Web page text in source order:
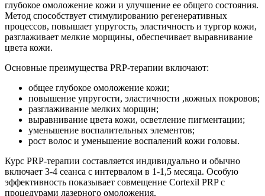
глубокое омоложение кожи и улучшение ее общего состояния.
Метод способствует стимулированию регенеративных
процессов, повышает упругость, эластичность и тургор кожи,
разглаживает мелкие морщины, обеспечивает выравнивание
цвета кожи.
Основные преимущества PRP-терапии включают:
общее глубокое омоложение кожи;
повышение упругости, эластичности ,кожных покровов;
разглаживание мелких морщин;
выравнивание цвета кожи, осветление пигментации;
уменьшение воспалительных элементов;
рост волос и уменьшение воспалений кожи головы.
Курс PRP-терапии составляется индивидуально и обычно
включает 3-4 сеанса с интервалом в 1-1,5 месяца. Особую
эффективность показывает совмещение Cortexil PRP с
процедурами лазерного омоложения.